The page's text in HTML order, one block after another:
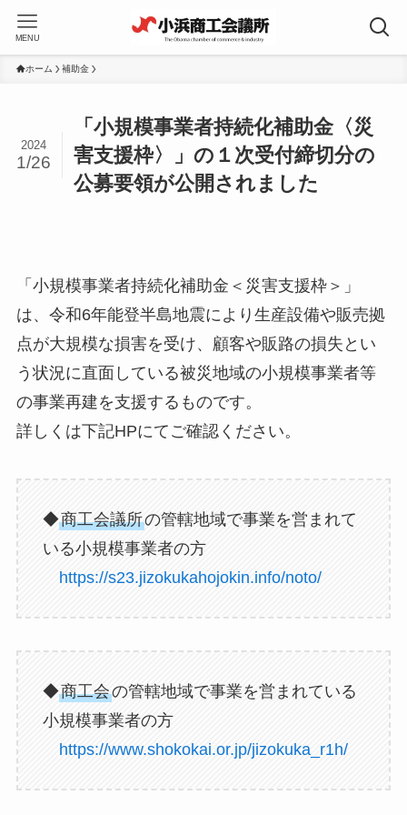
MENU
ホーム 補助金
「小規模事業者持続化補助金〈災
害支援枠〉」の１次受付締切分の
公募要領が公開されました
2024
1/26
「小規模事業者持続化補助金＜災害支援枠＞」
は、令和6年能登半島地震により生産設備や販売拠
点が大規模な損害を受け、顧客や販路の損失とい
う状況に直面している被災地域の小規模事業者等
の事業再建を支援するものです。
詳しくは下記HPにてご確認ください。
◆商工会議所の管轄地域で事業を営まれて
いる小規模事業者の方
https://s23.jizokukahojokin.info/noto/
◆商工会の管轄地域で事業を営まれている
小規模事業者の方
https://www.shokokai.or.jp/jizokuka_r1h/